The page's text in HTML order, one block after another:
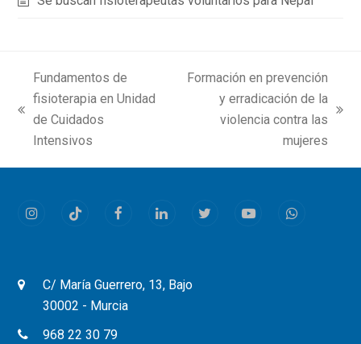
previous
post:
Fundamentos de
fisioterapia en Unidad
de Cuidados
Intensivos
Formación en prevención
y erradicación de la
violencia contra las
mujeres
InstagramTiktok FacebookLinkedInTwitterYoutubeWhatsapp
C/ María Guerrero, 13, Bajo
30002 - Murcia
968 22 30 79